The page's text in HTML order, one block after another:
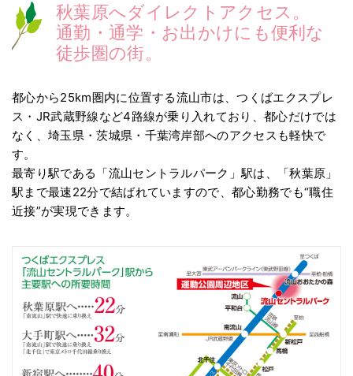
秋葉原へダイレクトアクセス。
通勤・通学・お出かけにも便利な
徒歩圏の街。
都心から25km圏内に位置する流山市は、つくばエクスプレ
ス・JR武蔵野線など4路線が乗り入れており、都心だけでは
なく、埼玉県・茨城県・千葉湾岸部へのアクセスも軽快で
す。
最寄り駅である「流山セントラルパーク」駅は、「秋葉原」
駅まで最速22分で結ばれていますので、都心勤務でも“職住
近接”が実現できます。